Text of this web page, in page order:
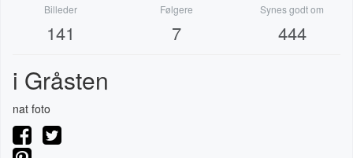
Billeder
141
Følgere
7
Synes godt om
444
i Gråsten
nat foto